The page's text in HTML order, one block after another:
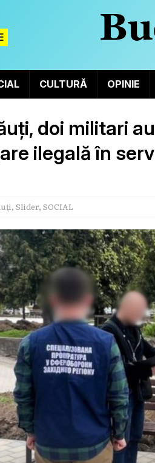
CULTURĂ OPINIE
doi militari
ilegală în
, Slider, SOCIAL